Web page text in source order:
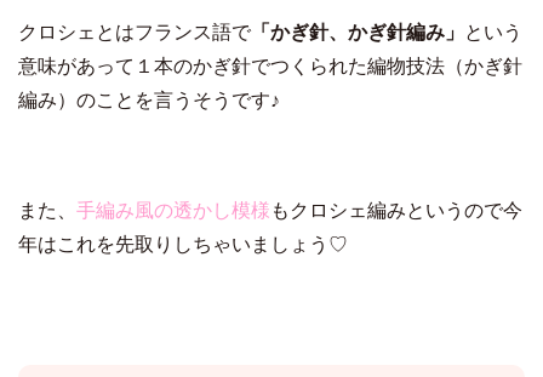
クロシェとはフランス語で「かぎ針、かぎ針編み」 という
意味があって１本のかぎ針でつくられた編物技法（かぎ針
編み）のことを言うそうです♪
また、 手編み風の透かし模様 もクロシェ編みというので今
年はこれを先取りしちゃいましょう♡